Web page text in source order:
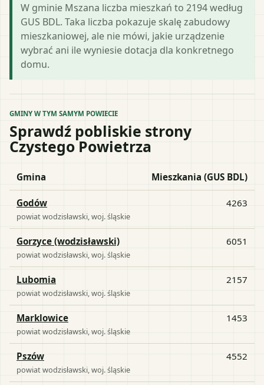
W gminie Mszana liczba mieszkań to 2194 według
GUS BDL. Taka liczba pokazuje skalę zabudowy
mieszkaniowej, ale nie mówi, jakie urządzenie
wybrać ani ile wyniesie dotacja dla konkretnego
domu.
GMINY W TYM SAMYM POWIECIE
Sprawdź pobliskie strony
Czystego Powietrza
Gmina Mieszkania (GUS BDL)
Godów
powiatwodzisławski , woj.śląskie
4263
Gorzyce (wodzisławski)
powiatwodzisławski , woj.śląskie
6051
Lubomia
powiatwodzisławski , woj.śląskie
2157
Marklowice
powiatwodzisławski , woj.śląskie
1453
Pszów
powiatwodzisławski , woj.śląskie
4552